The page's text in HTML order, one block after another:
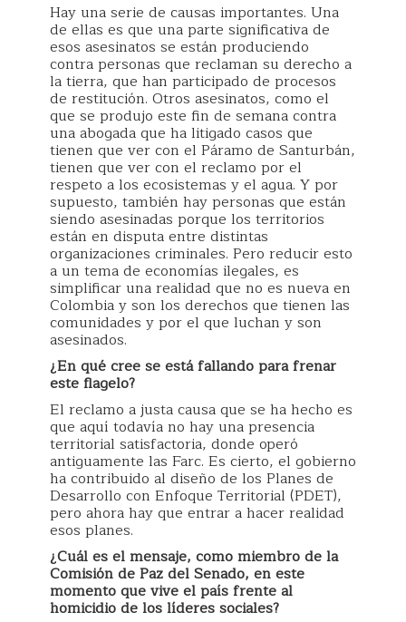
Hay una serie de causas importantes. Una
de ellas es que una parte significativa de
esos asesinatos se están produciendo
contra personas que reclaman su derecho a
la tierra, que han participado de procesos
de restitución. Otros asesinatos, como el
que se produjo este fin de semana contra
una abogada que ha litigado casos que
tienen que ver con el Páramo de Santurbán,
tienen que ver con el reclamo por el
respeto a los ecosistemas y el agua. Y por
supuesto, también hay personas que están
siendo asesinadas porque los territorios
están en disputa entre distintas
organizaciones criminales. Pero reducir esto
a un tema de economías ilegales, es
simplificar una realidad que no es nueva en
Colombia y son los derechos que tienen las
comunidades y por el que luchan y son
asesinados.
¿En qué cree se está fallando para frenar
este flagelo?
El reclamo a justa causa que se ha hecho es
que aquí todavía no hay una presencia
territorial satisfactoria, donde operó
antiguamente las Farc. Es cierto, el gobierno
ha contribuido al diseño de los Planes de
Desarrollo con Enfoque Territorial (PDET),
pero ahora hay que entrar a hacer realidad
esos planes.
¿Cuál es el mensaje, como miembro de la
Comisión de Paz del Senado, en este
momento que vive el país frente al
homicidio de los líderes sociales?